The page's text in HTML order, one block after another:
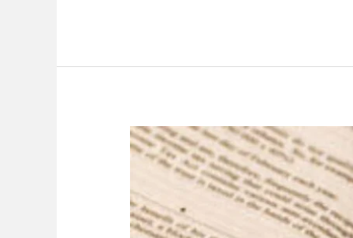
Bimtek
Perizinan
Penanaman
Modal